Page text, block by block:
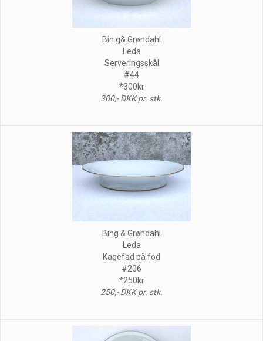
Bin g& Grøndahl
Leda
Serveringsskål
#44
*300kr
300,- DKK pr. stk.
Bing & Grøndahl
Leda
Kagefad på fod
#206
*250kr
250,- DKK pr. stk.